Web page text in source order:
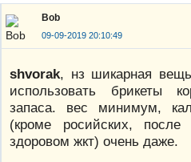
Bob
09-09-2019 20:10:49
shvorak, нз шикарная
использовать брикеты
запаса. вес минимум,
(кроме росийских,
здоровом жкт) очень даже.